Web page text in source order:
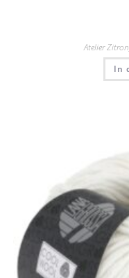
Atelier Zitron
In